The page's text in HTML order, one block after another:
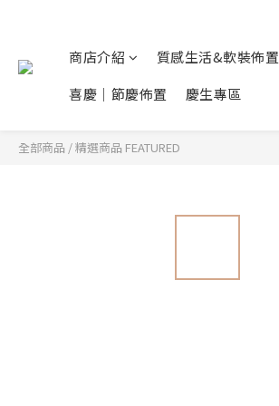
商店介紹 質感生活&軟裝佈置
喜慶｜節慶佈置
慶生專區
全部商品 /精選商品 FEATURED